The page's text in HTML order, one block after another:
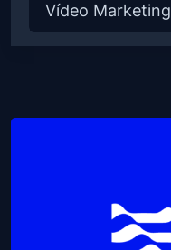
Vídeo Marketing